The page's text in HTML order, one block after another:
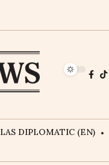
DIPLOMATIC (EN)